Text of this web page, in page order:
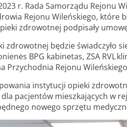
r. Rada Samorządu Rejonu
Rejonu Wileńskiego, które
zdrowotnej podpisały
zdrowotnej będzie świadczyło
BPG kabinetas, ZSA RVL
Przychodnia Rejonu
instytucji opieki
pacjentów mieszkających w
nowego sprzętu